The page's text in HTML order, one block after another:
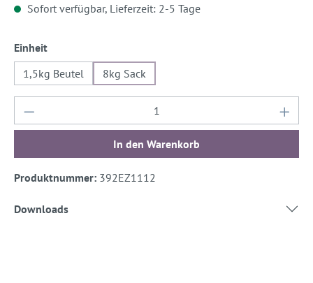
Sofort verfügbar, Lieferzeit: 2-5 Tage
Einheitauswählen
1,5kg Beutel
8kg Sack
Produkt Anzahl: Gib den gewünschten
In den Warenkorb
Produktnummer: 392EZ1112
Downloads